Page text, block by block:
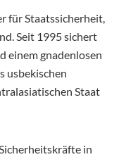
für Staatssicherheit,
Seit 1995 sichert
einem gnadenlosen
usbekischen
Staat
in